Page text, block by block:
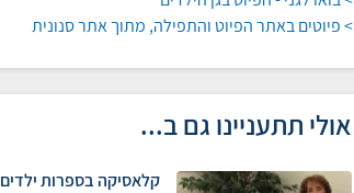
> פיוטים באתר הפיוט והתפילה, מתוך אתר סנונית
אולי תתעניינו גם ב...
קלאסיקה בספרות ילדים